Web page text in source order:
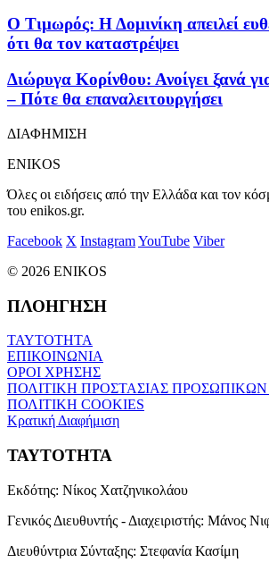
Ο Τιμωρός: Η Δομινίκη απειλεί
ότι θα τον καταστρέψει
Διώρυγα Κορίνθου: Ανοίγει ξανά
– Πότε θα επαναλειτουργήσει
ΔΙΑΦΗΜΙΣΗ
ENIKOS
Όλες οι ειδήσεις από την Ελλάδα και τον
του enikos.gr.
Facebook X InstagramYouTube Viber
© 2026 ENIKOS
ΠΛΟΗΓΗΣΗ
ΤΑΥΤΟΤΗΤΑ
ΕΠΙΚΟΙΝΩΝΙΑ
ΟΡΟΙ ΧΡΗΣΗΣ
ΠΟΛΙΤΙΚΗ ΠΡΟΣΤΑΣΙΑΣ
ΠΟΛΙΤΙΚΗ COOKIES
Κρατική Διαφήμιση
ΤΑΥΤΟΤΗΤΑ
Εκδότης: Νίκος Χατζηνικολάου
Γενικός Διευθυντής - Διαχειριστής: Μάνος
Διευθύντρια Σύνταξης: Στεφανία Κασίμη